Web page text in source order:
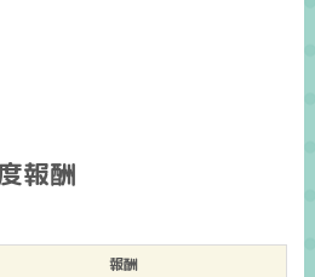
報酬
報酬